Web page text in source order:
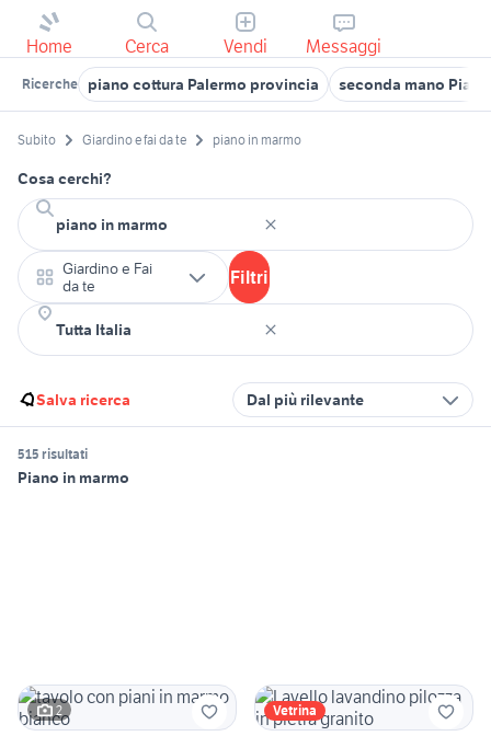
Home Cerca Vendi Messaggi
Ricerche piano cottura Palermo provincia seconda mano
Subito Giardino e fai da te piano in marmo
Cosa cerchi?
Giardino e Fai
da te
Filtri
Salva ricerca Dal più rilevante
515 risultati
Piano in marmo
2 Vetrina